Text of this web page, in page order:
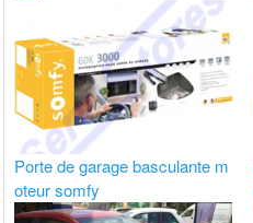
Porte de garage basculante m
oteur somfy